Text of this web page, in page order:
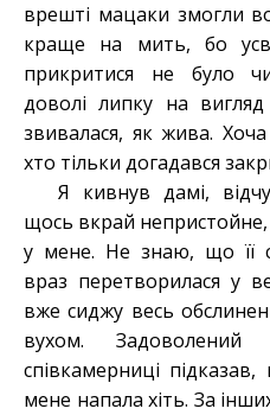
врешті мацаки змогли
краще на мить, бо
прикритися не було
доволі липку на
звивалася, як жива.
хто тільки догадався
Я кивнув дамі,
щось вкрай
у мене. Не знаю, що її
враз перетворилася у
вже сиджу весь
вухом.
співкамерниці
мене напала хіть. За